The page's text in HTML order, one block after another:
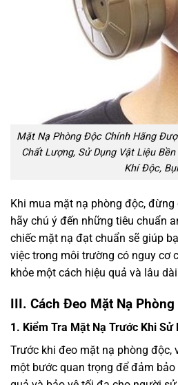
Mặt Nạ Phòng Độc Chính Hãng
Chất Lượng, Sử Dụng Vật Liệu
Khí Độc,
Khi mua mặt nạ phòng độc,
hãy chú ý đến những tiêu chuẩn
chiếc mặt nạ đạt chuẩn sẽ giúp
việc trong môi trường có nguy cơ
khỏe một cách hiệu quả và lâu
III. Cách Đeo Mặt Nạ
1. Kiểm Tra Mặt Nạ Trước Khi Sử
Trước khi đeo mặt nạ phòng độc,
một bước quan trọng để đảm